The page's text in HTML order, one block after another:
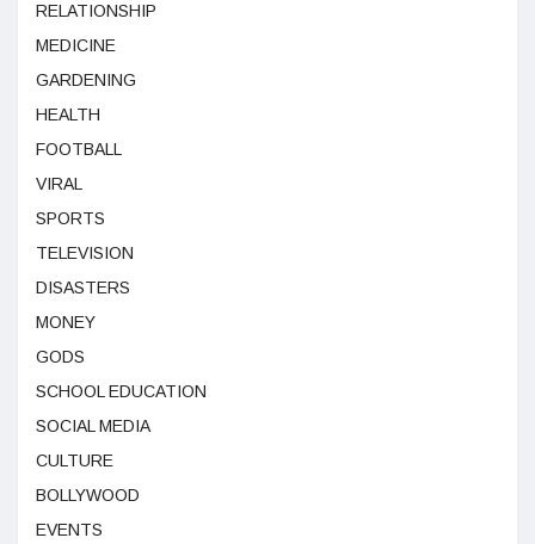
RELATIONSHIP
MEDICINE
GARDENING
HEALTH
FOOTBALL
VIRAL
SPORTS
TELEVISION
DISASTERS
MONEY
GODS
SCHOOL EDUCATION
SOCIAL MEDIA
CULTURE
BOLLYWOOD
EVENTS